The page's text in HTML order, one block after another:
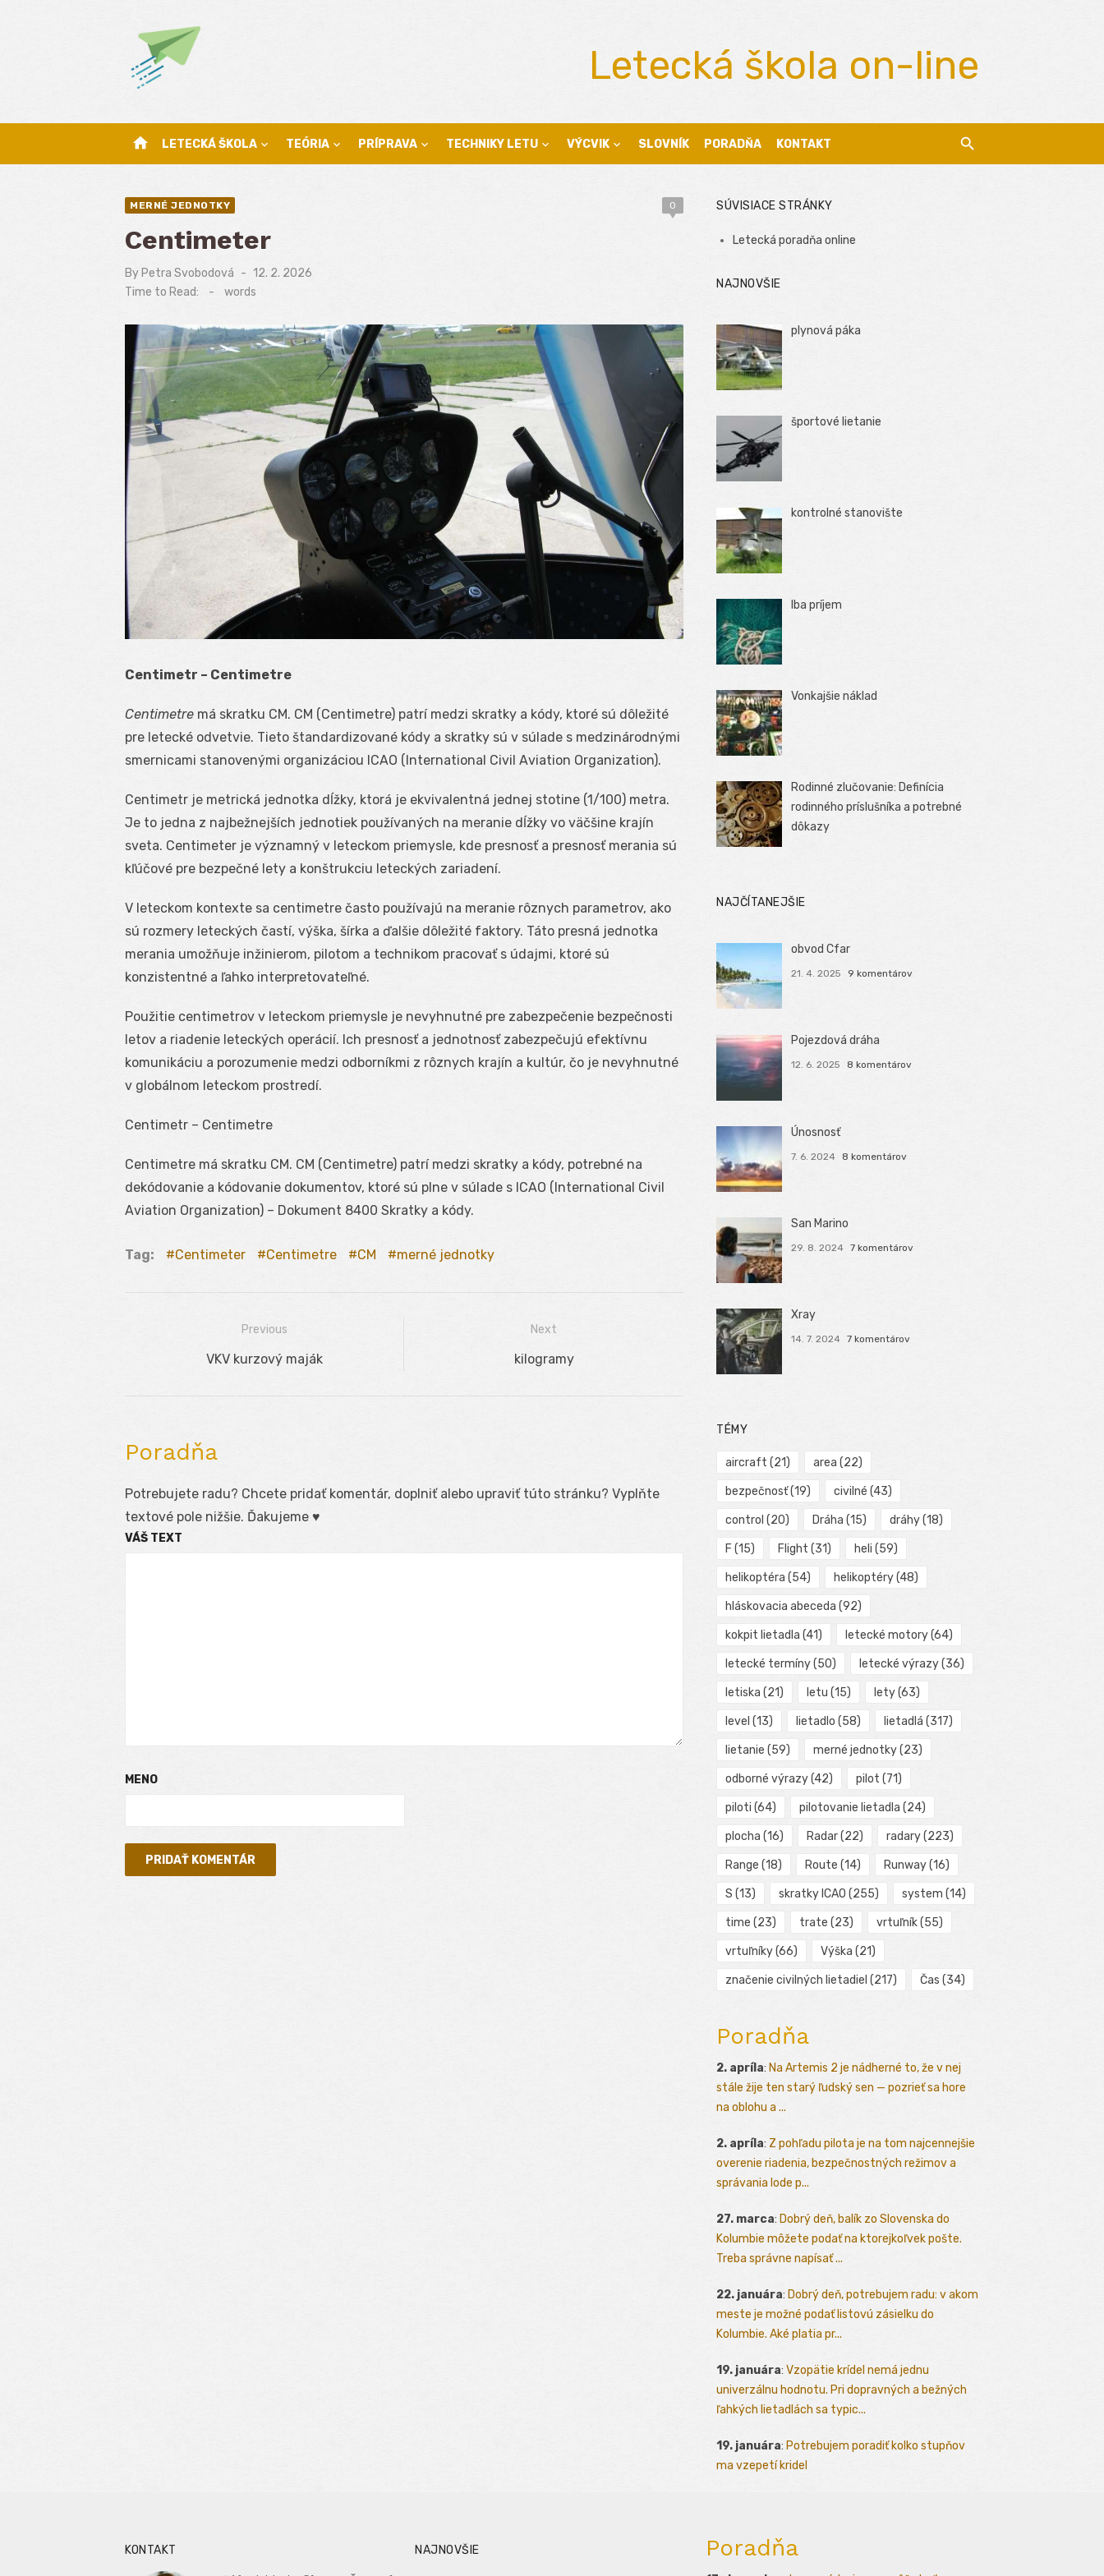
Letecká škola on-line
home LETECKÁ ŠKOLA TEÓRIA PRÍPRAVA TECHNIKY LETU VÝCVIK SLOVNÍK PORADŇA KONTAKT
MERNÉ JEDNOTKY 0
Centimeter
By Petra Svobodová
Posted
on
12. 2. 2026
Time to Read:
- words
Centimetr – Centimetre
Centimetre má skratku CM. CM (Centimetre) patrí medzi skratky a kódy, ktoré sú dôležité
pre letecké odvetvie. Tieto štandardizované kódy a skratky sú v súlade s medzinárodnými
smernicami stanovenými organizáciou ICAO (International Civil Aviation Organization).
Centimetr je metrická jednotka dĺžky, ktorá je ekvivalentná jednej stotine (1/100) metra.
Je to jedna z najbežnejších jednotiek používaných na meranie dĺžky vo väčšine krajín
sveta. Centimeter je významný v leteckom priemysle, kde presnosť a presnosť merania sú
kľúčové pre bezpečné lety a konštrukciu leteckých zariadení.
V leteckom kontexte sa centimetre často používajú na meranie rôznych parametrov, ako
sú rozmery leteckých častí, výška, šírka a ďalšie dôležité faktory. Táto presná jednotka
merania umožňuje inžinierom, pilotom a technikom pracovať s údajmi, ktoré sú
konzistentné a ľahko interpretovateľné.
Použitie centimetrov v leteckom priemysle je nevyhnutné pre zabezpečenie bezpečnosti
letov a riadenie leteckých operácií. Ich presnosť a jednotnosť zabezpečujú efektívnu
komunikáciu a porozumenie medzi odborníkmi z rôznych krajín a kultúr, čo je nevyhnutné
v globálnom leteckom prostredí.
Centimetr – Centimetre
Centimetre má skratku CM. CM (Centimetre) patrí medzi skratky a kódy, potrebné na
dekódovanie a kódovanie dokumentov, ktoré sú plne v súlade s ICAO (International Civil
Aviation Organization) – Dokument 8400 Skratky a kódy.
Tag: Centimeter Centimetre CM merné jednotky
Navigácia
Previous
Previous
VKV kurzový maják
Next
Next
kilogramy
Poradňa
Potrebujete radu? Chcete pridať komentár, doplniť alebo upraviť túto stránku? Vyplňte
textové pole nižšie. Ďakujeme ♥
VÁŠ TEXT
MENO
SÚVISIACE STRÁNKY
Letecká poradňa online
NAJNOVŠIE
plynová páka
športové lietanie
kontrolné stanovište
Iba príjem
Vonkajšie náklad
Rodinné zlučovanie: Definícia
rodinného príslušníka a potrebné
dôkazy
NAJČÍTANEJŠIE
obvod Cfar
21. 4. 2025 9 komentárov
Pojezdová dráha
12. 6. 2025 8 komentárov
Únosnosť
7. 6. 2024 8 komentárov
San Marino
29. 8. 2024 7 komentárov
Xray
14. 7. 2024 7 komentárov
TÉMY
aircraft (21) area (22)
bezpečnosť(19) civilné (43)
control (20) Dráha (15) dráhy(18)
F (15) Flight (31) heli (59)
helikoptéra (54) helikoptéry(48)
hláskovacia abeceda (92)
kokpit lietadla (41) letecké motory(64)
letecké termíny(50) letecké výrazy(36)
letiska (21) letu (15) lety(63)
level (13) lietadlo (58) lietadlá (317)
lietanie (59) merné jednotky(23)
odborné výrazy(42) pilot (71)
piloti (64) pilotovanie lietadla (24)
plocha (16) Radar(22) radary(223)
Range (18) Route (14) Runway(16)
S (13) skratky ICAO (255) system (14)
time (23) trate (23) vrtuľník(55)
vrtuľníky(66) Výška (21)
značenie civilných lietadiel (217) Čas (34)
Poradňa
2. apríla: Na Artemis 2 je nádherné to, že v nej
stále žije ten starý ľudský sen — pozrieť sa hore
na oblohu a ...
2. apríla: Z pohľadu pilota je na tom najcennejšie
overenie riadenia, bezpečnostných režimov a
správania lode p...
27. marca: Dobrý deň, balík zo Slovenska do
Kolumbie môžete podať na ktorejkoľvek pošte.
Treba správne napísať ...
22. januára: Dobrý deň, potrebujem radu: v akom
meste je možné podať listovú zásielku do
Kolumbie. Aké platia pr...
19. januára: Vzopätie krídel nemá jednu
univerzálnu hodnotu. Pri dopravných a bežných
ľahkých lietadlách sa typic...
19. januára: Potrebujem poradiť kolko stupňov
ma vzepetí kridel
KONTAKT NAJNOVŠIE Poradňa